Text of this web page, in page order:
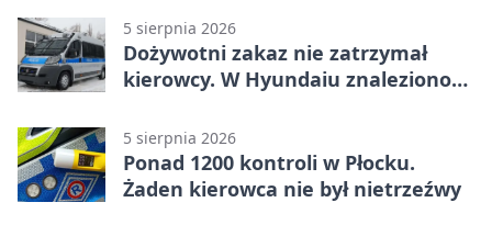
5 sierpnia 2026
Dożywotni zakaz nie zatrzymał
kierowcy. W Hyundaiu znaleziono
5 sierpnia 2026
Ponad 1200 kontroli w Płocku.
Żaden kierowca nie był nietrzeźwy